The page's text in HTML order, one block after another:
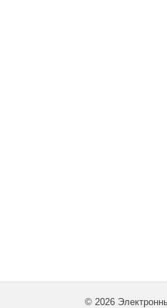
© 2026